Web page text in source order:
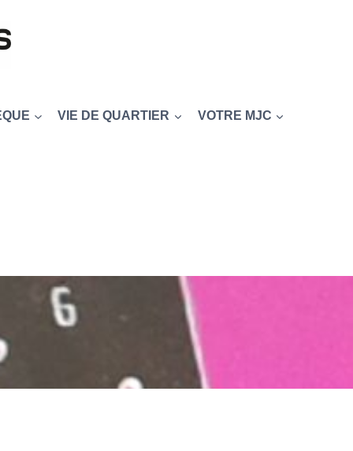
VIE DE QUARTIER
VOTRE MJC